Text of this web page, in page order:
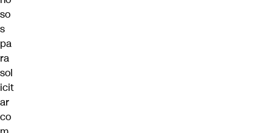
so
s
pa
ra
sol
icit
ar
co